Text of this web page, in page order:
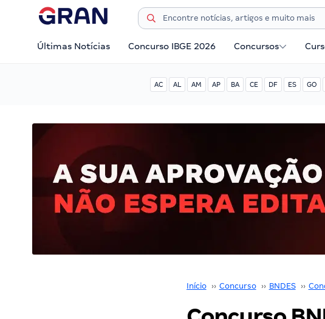
Últimas Notícias Concurso IBGE 2026 Concursos
AC AL AM AP BA CE DF ES GO
Início ›› Concurso ›› BNDES ››